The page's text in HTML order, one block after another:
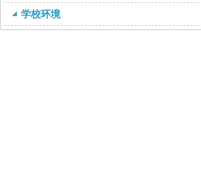
学校环境